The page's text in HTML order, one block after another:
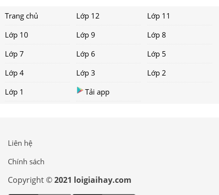
Trang chủ Lớp 12
Lớp 11
Lớp 10
Lớp 9
Lớp 8
Lớp 7
Lớp 6
Lớp 5
Lớp 4
Lớp 3
Lớp 2
Lớp 1
Tải app
Liên hệ
Chính sách
Copyright ©2021 loigiaihay.com